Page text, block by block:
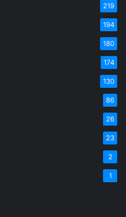
219
194
180
174
130
86
26
23
2
1